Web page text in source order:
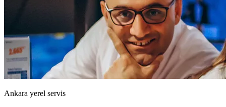
Ankara yerel servis